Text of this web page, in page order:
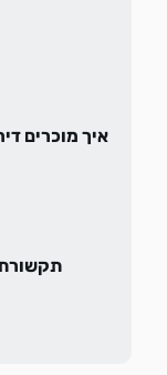
איך מוכרים
תקשורת